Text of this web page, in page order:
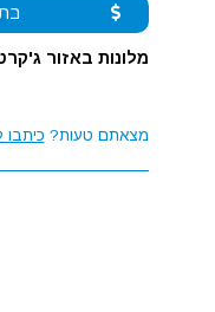
מלונות באזור
מצאתם טעות? כיתבו